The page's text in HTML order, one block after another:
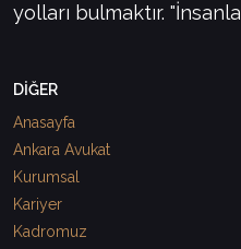
yolları bulmaktır.
DİĞER
Anasayfa
Ankara Avukat
Kurumsal
Kariyer
Kadromuz